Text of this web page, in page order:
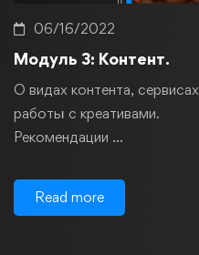
06/16/2022
Модуль 3: Контент.
О видах контента, сервисах
работы с креативами.
Рекомендации …
Read more